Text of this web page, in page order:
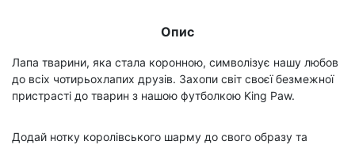
Опис
Лапа тварини, яка стала коронною, символізує нашу любов
до всіх чотирьохлапих друзів. Захопи світ своєї безмежної
пристрасті до тварин з нашою футболкою King Paw.
Додай нотку королівського шарму до свого образу та